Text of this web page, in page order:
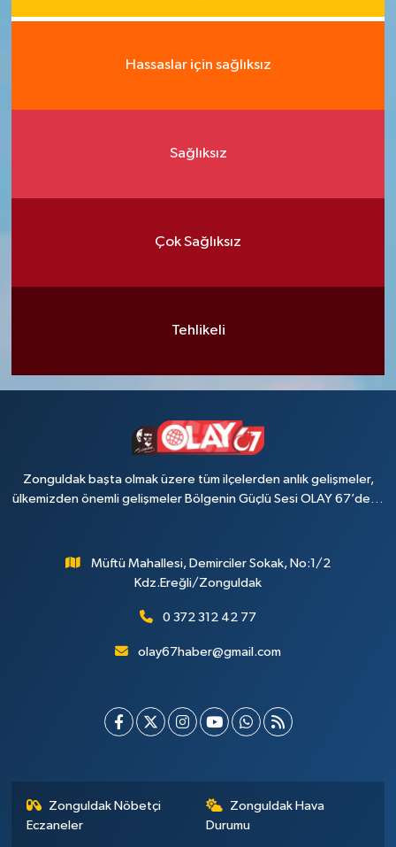
Hassaslar için sağlıksız
Sağlıksız
Çok Sağlıksız
Tehlikeli
Zonguldak başta olmak üzere tüm ilçelerden anlık gelişmeler,
ülkemizden önemli gelişmeler Bölgenin Güçlü Sesi OLAY 67’de…
Müftü Mahallesi, Demirciler Sokak, No:1/2
Kdz.Ereğli/Zonguldak
0 372 312 42 77
olay67haber@gmail.com
Zonguldak Nöbetçi
Eczaneler
Zonguldak Hava
Durumu